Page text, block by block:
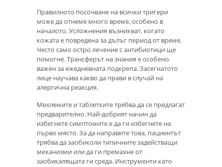
Правилното посочване на всички тригери
може да отнеме много време, особено в
началото. Усложнения възникват, когато
кожата е повредена за дълъг период от време.
Често само остро лечение с антибиотици ще
помогне. Трансферът на знания е особено
важен за ежедневната подкрепа. Засегнатото
лице научава какво да прави в случай на
алергична реакция.
Мехлемите и таблетките трябва да се предлагат
предварително. Най-добрият начин да
избегнете симптомите е да ги избегнете на
първо място. За да направите това, пациентът
трябва да заобиколи типичните задействащи
механизми или да ги премахне от
заобикалящата ги среда. Инструменти като